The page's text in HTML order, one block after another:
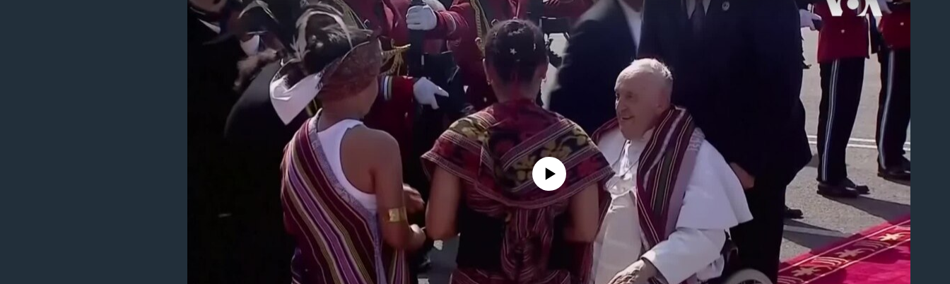
No media source currently available